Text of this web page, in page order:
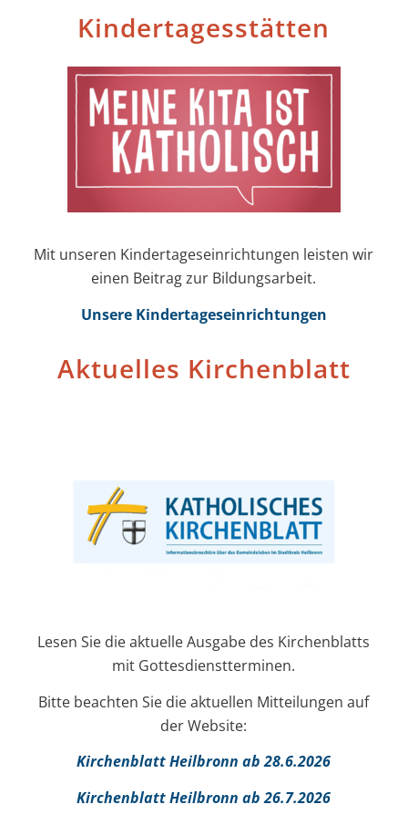
Kinder­tages­stätten
Mit unseren Kinder­tages­einrichtungen leisten wir
einen Beitrag zur Bildungs­arbeit.
Unsere Kinder­tages­einrichtungen
Aktuelles Kirchenblatt
Lesen Sie die aktuelle Ausgabe des Kirchenblatts
mit Gottesdienstterminen.
Bitte beachten Sie die aktuellen Mitteilungen auf
der Website:
Kirchenblatt Heilbronn ab 28.6.2026
Kirchenblatt Heilbronn ab 26.7.2026